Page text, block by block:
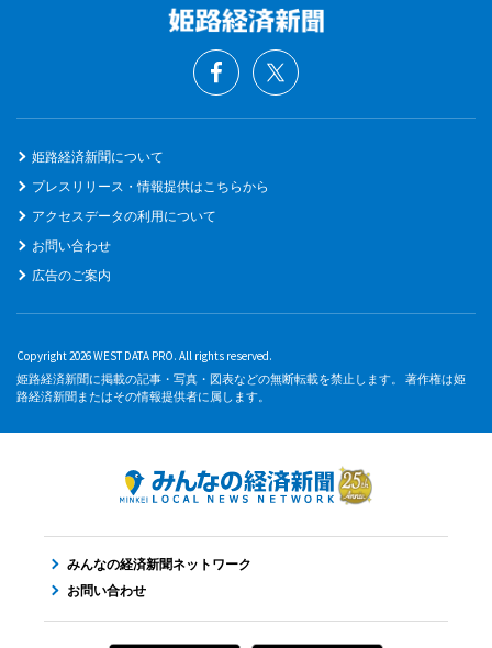
姫路経済新聞について
プレスリリース・情報提供はこちらから
アクセスデータの利用について
お問い合わせ
広告のご案内
Copyright 2026 WEST DATA PRO. All rights reserved.
姫路経済新聞に掲載の記事・写真・図表などの無断転載を禁止します。 著作権は姫
路経済新聞またはその情報提供者に属します。
みんなの経済新聞ネットワーク
お問い合わせ